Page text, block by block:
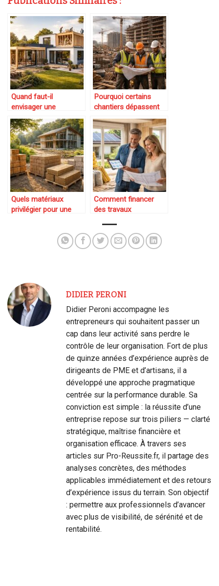
Quand faut-il
envisager une
surélévation plutôt
qu’une extension
Pourquoi certains
chantiers dépassent
largement le budget
initial
Quels matériaux
privilégier pour une
Comment financer
des travaux
DIDIER PERONI
Didier Peroni accompagne les
entrepreneurs qui souhaitent passer un
cap dans leur activité sans perdre le
contrôle de leur organisation. Fort de plus
de quinze années d’expérience auprès de
dirigeants de PME et d’artisans, il a
développé une approche pragmatique
centrée sur la performance durable. Sa
conviction est simple : la réussite d’une
entreprise repose sur trois piliers — clarté
stratégique, maîtrise financière et
organisation efficace. À travers ses
articles sur Pro-Reussite.fr, il partage des
analyses concrètes, des méthodes
applicables immédiatement et des retours
d’expérience issus du terrain. Son objectif
: permettre aux professionnels d’avancer
avec plus de visibilité, de sérénité et de
rentabilité.